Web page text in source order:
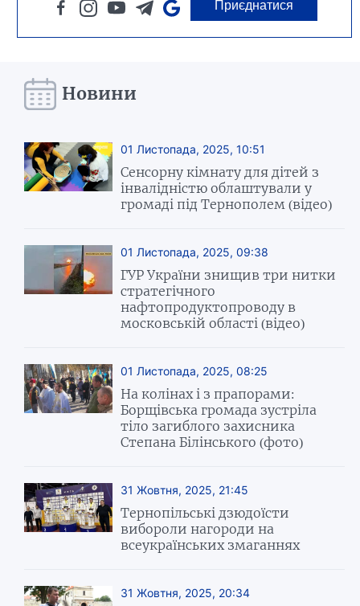
Приєднатися
Новини
01 Листопада, 2025, 10:51
Сенсорну кімнату для дітей з
інвалідністю облаштували у
громаді під Тернополем (відео)
01 Листопада, 2025, 09:38
ГУР України знищив три нитки
стратегічного
нафтопродуктопроводу в
московській області (відео)
01 Листопада, 2025, 08:25
На колінах і з прапорами:
Борщівська громада зустріла
тіло загиблого захисника
Степана Білінського (фото)
31 Жовтня, 2025, 21:45
Тернопільські дзюдоїсти
вибороли нагороди на
всеукраїнських змаганнях
31 Жовтня, 2025, 20:34